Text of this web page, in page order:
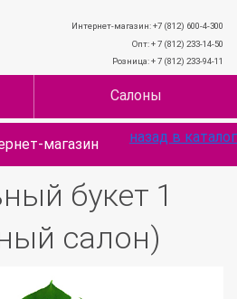
Интернет-магазин: +7 (812) 600-4-300
Опт: + 7 (812) 233-14-50
Розница: + 7 (812) 233-94-11
Салоны
магазин
букет 1
салон)
назад в каталог